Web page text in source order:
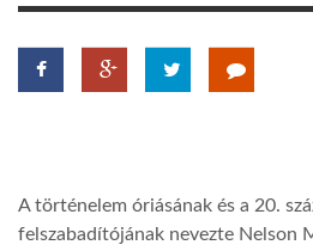
A történelem óriásának és a 20.
felszabadítójának nevezte Nelson